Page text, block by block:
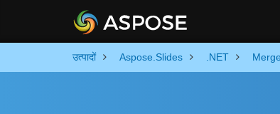
उत्पादों Aspose.Slides .NET